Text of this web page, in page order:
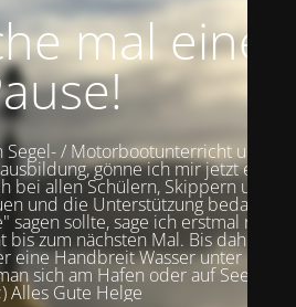
mal eine
Segel- / Motorbootunterricht und
gönne ich mir jetzt eine
bei allen Schülern, Skippern und
und die Unterstützung bedanken!
sollte, sage ich erstmal nur
zum nächsten Mal. Bis dahin
eine Handbreit Wasser unter dem
sich am Hafen oder auf See. Wer
Alles Gute Helge